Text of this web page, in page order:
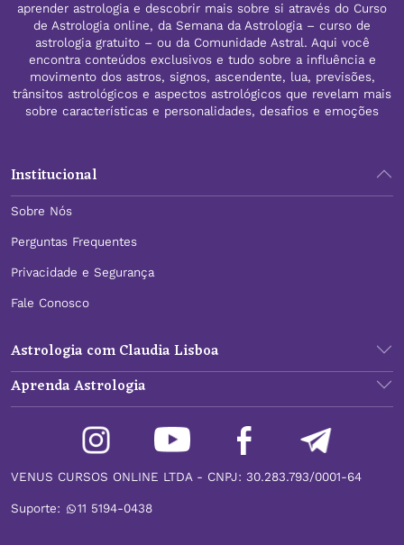
aprender astrologia e descobrir mais sobre si através do Curso
de Astrologia online, da Semana da Astrologia – curso de
astrologia gratuito – ou da Comunidade Astral. Aqui você
encontra conteúdos exclusivos e tudo sobre a influência e
movimento dos astros, signos, ascendente, lua, previsões,
trânsitos astrológicos e aspectos astrológicos que revelam mais
sobre características e personalidades, desafios e emoções
Institucional
Sobre Nós
Perguntas Frequentes
Privacidade e Segurança
Fale Conosco
Astrologia com Claudia Lisboa
Aprenda Astrologia
VENUS CURSOS ONLINE LTDA - CNPJ: 30.283.793/0001-64
Suporte: 11 5194-0438